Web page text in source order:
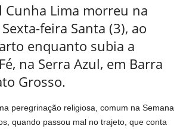
Cunha Lima morreu na
feira Santa (3), ao
enquanto subia a
na Serra Azul, em Barra
Grosso.
peregrinação religiosa, comum na Semana
quando passou mal no trajeto, que conta